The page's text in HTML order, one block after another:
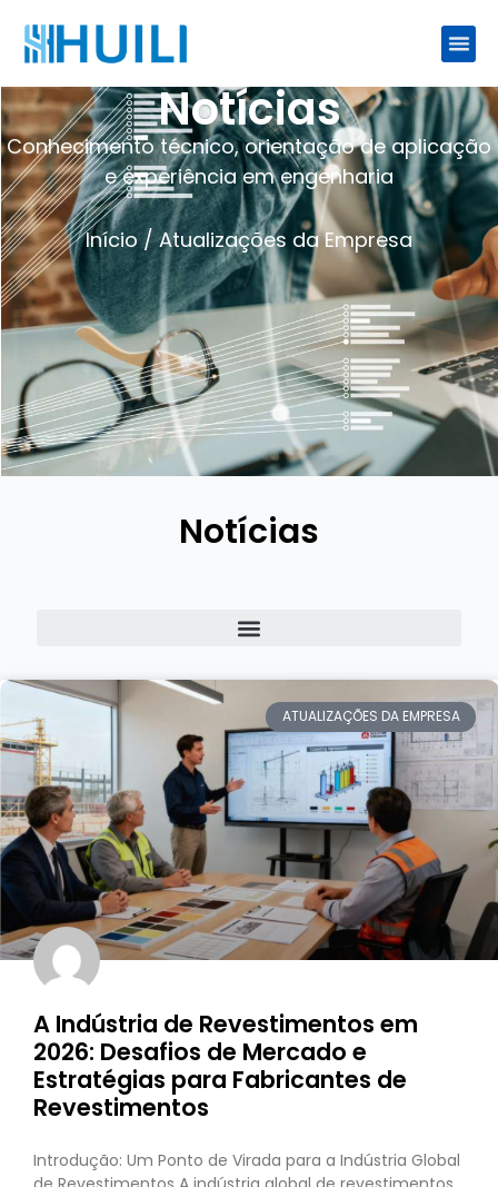
Notícias
Conhecimento técnico, orientação de aplicação
e experiência em engenharia
Início/ Atualizações da Empresa
Notícias
ATUALIZAÇÕES DA EMPRESA
A Indústria de Revestimentos em
2026: Desafios de Mercado e
Estratégias para Fabricantes de
Revestimentos
Introdução: Um Ponto de Virada para a Indústria Global